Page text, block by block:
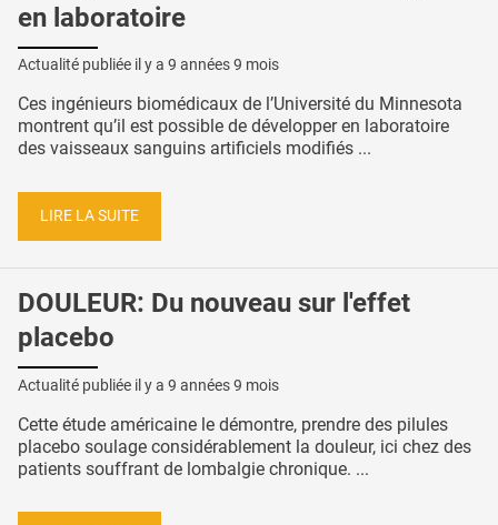
en laboratoire
Actualité publiée il y a 9 années 9 mois
Ces ingénieurs biomédicaux de l’Université du Minnesota
montrent qu’il est possible de développer en laboratoire
des vaisseaux sanguins artificiels modifiés ...
LIRE LA SUITE
DOULEUR: Du nouveau sur l'effet
placebo
Actualité publiée il y a 9 années 9 mois
Cette étude américaine le démontre, prendre des pilules
placebo soulage considérablement la douleur, ici chez des
patients souffrant de lombalgie chronique. ...